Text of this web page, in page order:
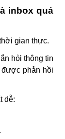
inbox quá
gian thực.
hỏi thông tin
phản hồi
dễ: